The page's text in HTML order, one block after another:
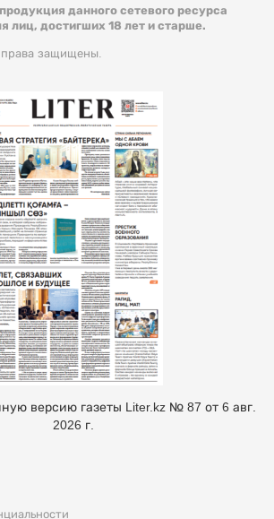
данного сетевого ресурса
лиц, достигших 18 лет и старше.
защищены.
версию газеты Liter.kz № 87 от 6 авг.
2026 г.